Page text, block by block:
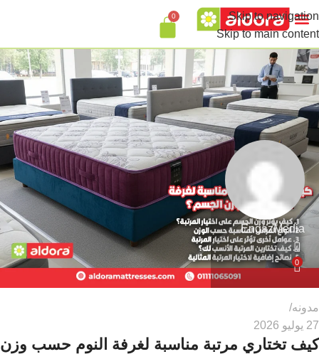
Skip to navigation
Skip to main content
0
EngazMedia
0
مدونه
27 يوليو 2026
كيف تختاري مرتبة مناسبة لغرفة النوم حسب وزن